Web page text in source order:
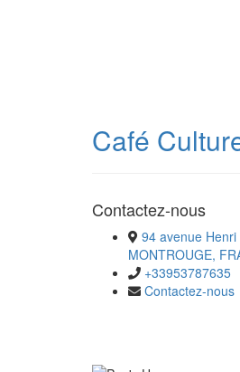
Café
Contactez-nous
94 avenue
MONTROUGE,
+33953787635
Contactez-nous